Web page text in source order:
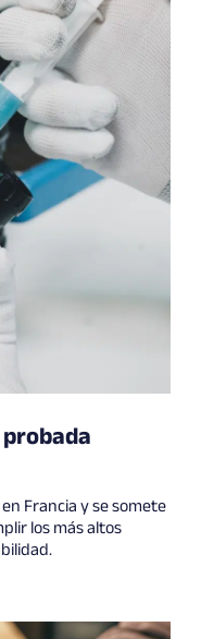
Francia y se somete
los más altos